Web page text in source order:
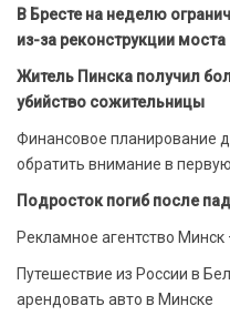
В Бресте на неделю
из-за реконструкции моста
Житель Пинска получил
убийство сожительницы
Финансовое планирование
обратить внимание в
Подросток погиб после
Рекламное агентство
Путешествие из России в
арендовать авто в Минске